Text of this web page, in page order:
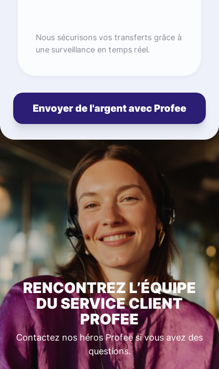
Nous sécurisons vos transferts grâce à
une surveillance en temps réel.
Envoyer de l'argent avec Profee
RENCONTREZ L’ÉQUIPE
DU SERVICE CLIENT
PROFEE
Contactez nos héros Profee si vous avez des
questions.